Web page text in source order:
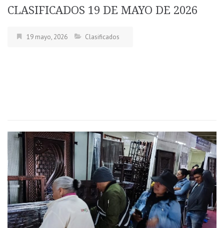
CLASIFICADOS 19 DE MAYO DE 2026
19 mayo, 2026 Clasificados